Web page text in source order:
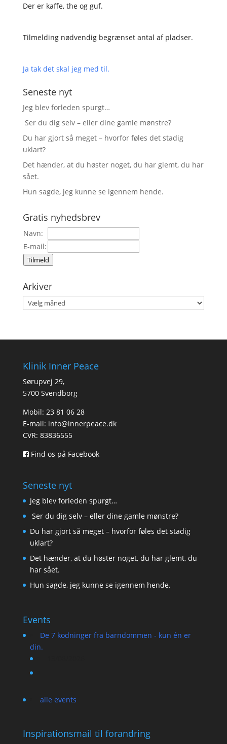
Der er kaffe, the og guf.
Tilmelding nødvendig begrænset antal af pladser.
Ja tak det skal jeg med til.
Seneste nyt
Jeg blev forleden spurgt…
Ser du dig selv – eller dine gamle mønstre?
Du har gjort så meget – hvorfor føles det stadig
uklart?
Det hænder, at du høster noget, du har glemt, du har
sået.
Hun sagde, jeg kunne se igennem hende.
Gratis nyhedsbrev
Navn:
E-mail:
Tilmeld
Arkiver
Arkiver
Klinik Inner Peace
Sørupvej 29,
5700 Svendborg
Mobil: 23 81 06 28
E-mail: info@innerpeace.dk
CVR: 83836555
Find os på Facebook
Seneste nyt
Jeg blev forleden spurgt…
Ser du dig selv – eller dine gamle mønstre?
Du har gjort så meget – hvorfor føles det stadig
uklart?
Det hænder, at du høster noget, du har glemt, du
har sået.
Hun sagde, jeg kunne se igennem hende.
Events
De 7 kodninger fra barndommen - kun én er
din.
alle events
Inspirationsmail til forandring